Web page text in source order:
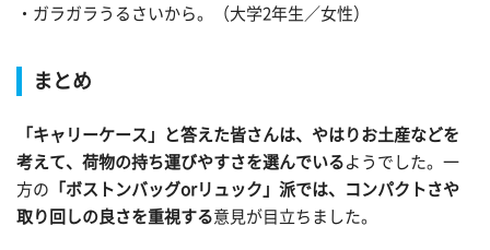
・ガラガラうるさいから。（大学2年生／女性）
まとめ
「キャリーケース」と答えた皆さんは、やはりお土産などを
考えて、荷物の持ち運びやすさを選んでいる ようでした。一
方の 「ボストンバッグorリュック」派では、コンパクトさや
取り回しの良さを重視する意見が目立ちました。